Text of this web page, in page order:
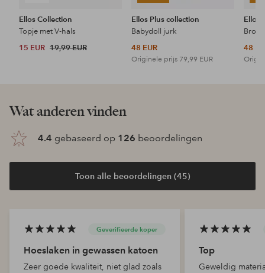
Ellos Collection
Topje met V-hals
15 EUR 19,99 EUR
Ellos Plus collection
Babydoll jurk
48 EUR
Originele prijs 79,99 EUR
Ellos
48
Wat anderen vinden
4.4 gebaseerd op 126 beoordelingen
Toon alle beoordelingen (45)
Geverifieerde koper
Hoeslaken in gewassen katoen
Zeer goede kwaliteit, niet glad zoals
Top
Geweldig